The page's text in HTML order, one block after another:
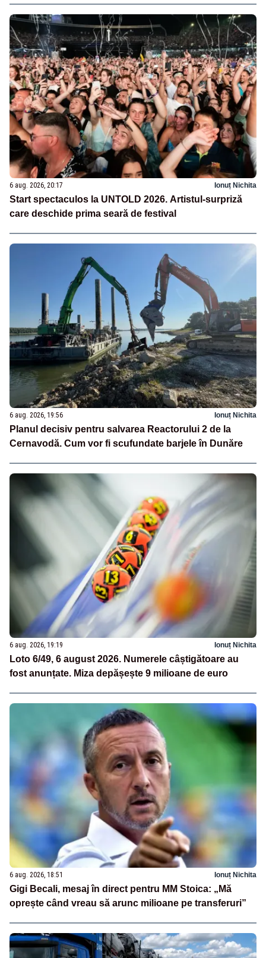
6 aug. 2026, 20:17 Ionuț Nichita
Start spectaculos la UNTOLD 2026. Artistul-surpriză
care deschide prima seară de festival
6 aug. 2026, 19:56 Ionuț Nichita
Planul decisiv pentru salvarea Reactorului 2 de la
Cernavodă. Cum vor fi scufundate barjele în Dunăre
6 aug. 2026, 19:19 Ionuț Nichita
Loto 6/49, 6 august 2026. Numerele câștigătoare au
fost anunțate. Miza depășește 9 milioane de euro
6 aug. 2026, 18:51 Ionuț Nichita
Gigi Becali, mesaj în direct pentru MM Stoica: „Mă
oprește când vreau să arunc milioane pe transferuri”